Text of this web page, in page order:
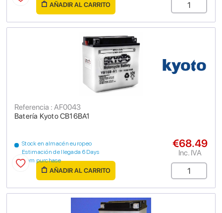
AÑADIR AL CARRITO
Batería Kyoto CB16BA1
Referencia : AF0043
Stock en almacén europeo
Estimación de llegada 6 Days
from purchase
€68.49
Inc. IVA
AÑADIR AL CARRITO